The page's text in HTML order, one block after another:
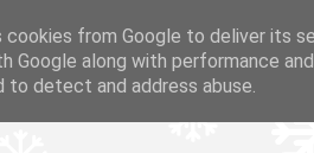
cookies from Google to deliver its
Google along with performance
to detect and address abuse.